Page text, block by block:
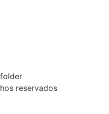
reservados